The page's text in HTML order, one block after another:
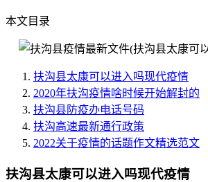
本文目录
扶沟县太康可以进入吗现代疫情
2020年扶沟疫情啥时候开始解封的
扶沟县防疫办电话号码
扶沟高速最新通行政策
2022关于疫情的话题作文精选范文
扶沟县太康可以进入吗现代疫情